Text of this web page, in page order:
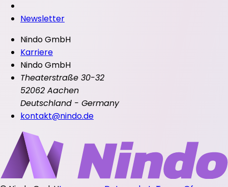
Newsletter
Nindo GmbH
Karriere
Nindo GmbH
Theaterstraße 30-32
52062 Aachen
Deutschland - Germany
kontakt@nindo.de